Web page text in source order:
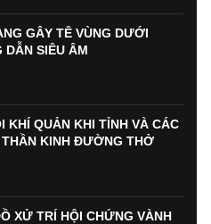
GÂY TÊ VÙNG DƯỚI
DẪN SIÊU ÂM
KHÍ QUẢN KHI TỈNH VÀ CÁC
KINH ĐƯỜNG THỞ
XỬ TRÍ HỘI CHỨNG VÀNH